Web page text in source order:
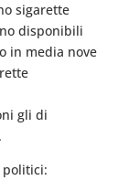
sigarette
disponibili
in media nove
gli di
politici: